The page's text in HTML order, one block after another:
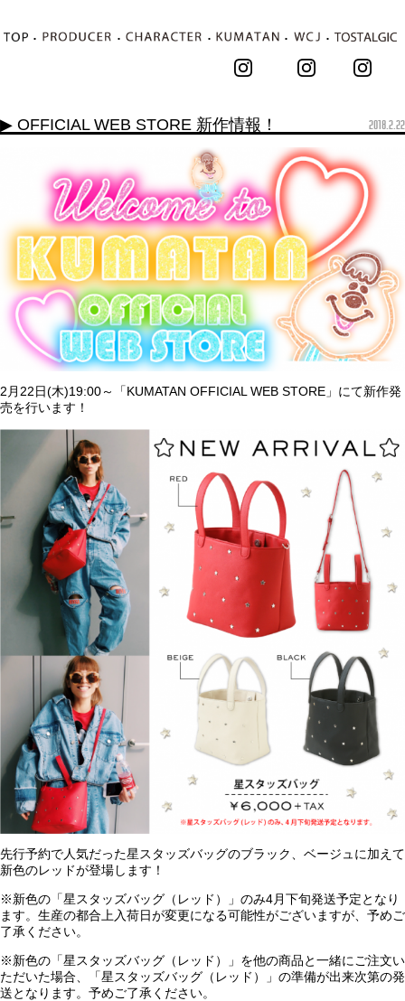
･ ･ ･ ･ ･
▶ OFFICIAL WEB STORE 新作情報！ 2018.2.22
2月22日(木)19:00～「KUMATAN OFFICIAL WEB STORE」にて新作発
売を行います！
先行予約で人気だった星スタッズバッグのブラック、ベージュに加えて
新色のレッドが登場します！
※新色の「星スタッズバッグ（レッド）」のみ4月下旬発送予定となり
ます。生産の都合上入荷日が変更になる可能性がございますが、予めご
了承ください。
※新色の「星スタッズバッグ（レッド）」を他の商品と一緒にご注文い
ただいた場合、「星スタッズバッグ（レッド）」の準備が出来次第の発
送となります。予めご了承ください。